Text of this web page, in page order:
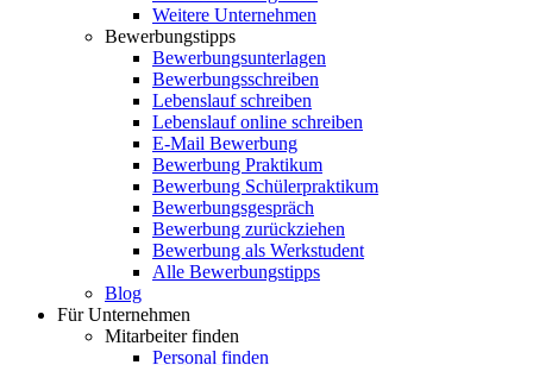
Weitere Unternehmen
Bewerbungstipps
Bewerbungsunterlagen
Bewerbungsschreiben
Lebenslauf schreiben
Lebenslauf online schreiben
E-Mail Bewerbung
Bewerbung Praktikum
Bewerbung Schülerpraktikum
Bewerbungsgespräch
Bewerbung zurückziehen
Bewerbung als Werkstudent
Alle Bewerbungstipps
Blog
Für Unternehmen
Mitarbeiter finden
Personal finden